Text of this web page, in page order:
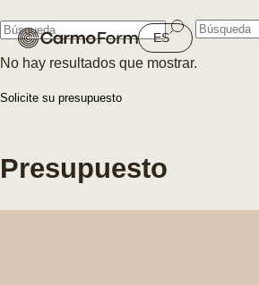
ES
No hay resultados que mostrar.
Solicite su presupuesto
Cerrar
Presupuesto